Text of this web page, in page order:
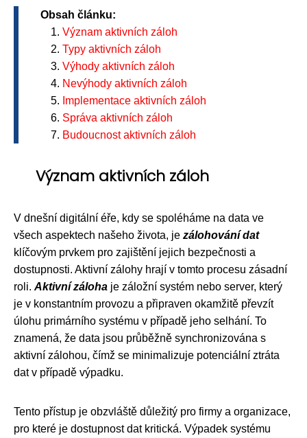
Obsah článku:
Význam aktivních záloh
Typy aktivních záloh
Výhody aktivních záloh
Nevýhody aktivních záloh
Implementace aktivních záloh
Správa aktivních záloh
Budoucnost aktivních záloh
Význam aktivních záloh
V dnešní digitální éře, kdy se spoléháme na data ve
všech aspektech našeho života, je zálohování dat
klíčovým prvkem pro zajištění jejich bezpečnosti a
dostupnosti. Aktivní zálohy hrají v tomto procesu zásadní
roli. Aktivní záloha je záložní systém nebo server, který
je v konstantním provozu a připraven okamžitě převzít
úlohu primárního systému v případě jeho selhání. To
znamená, že data jsou průběžně synchronizována s
aktivní zálohou, čímž se minimalizuje potenciální ztráta
dat v případě výpadku.
Tento přístup je obzvláště důležitý pro firmy a organizace,
pro které je dostupnost dat kritická. Výpadek systému